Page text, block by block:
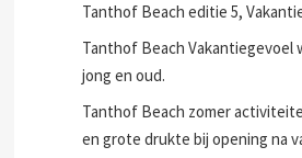
Tanthof Beach editie 5,
Tanthof Beach Vakantiegevoel
jong en oud.
Tanthof Beach zomer
en grote drukte bij opening na